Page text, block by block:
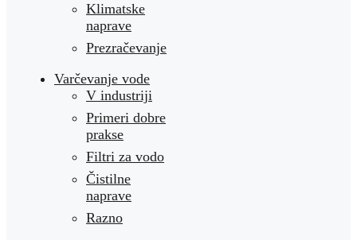
Klimatske
naprave
Prezračevanje
Varčevanje vode
V industriji
Primeri dobre
prakse
Filtri za vodo
Čistilne
naprave
Razno